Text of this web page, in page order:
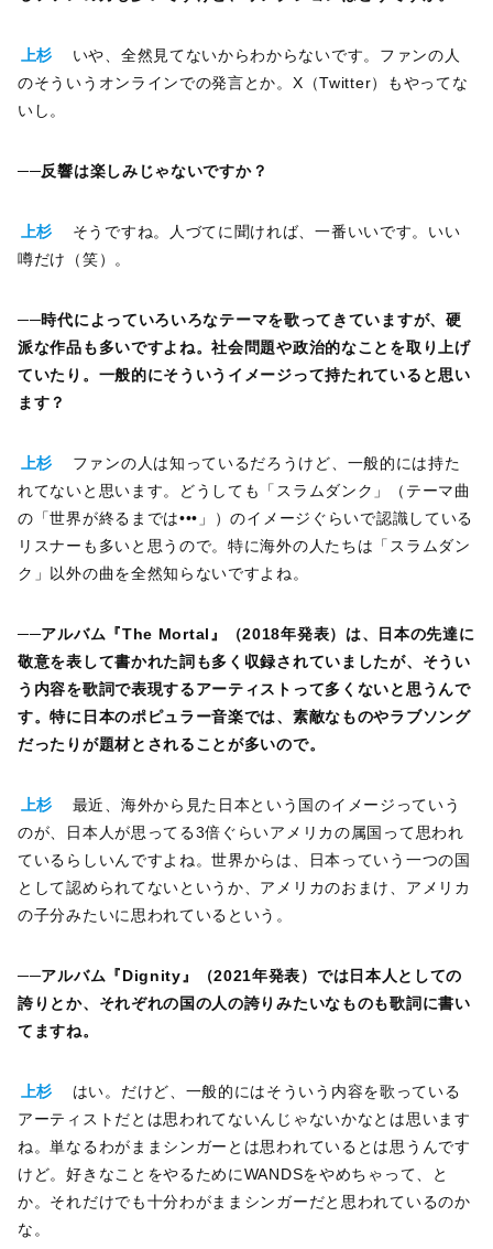
上杉
いや、全然見てないからわからないです。ファンの人
のそういうオンラインでの発言とか。X（Twitter）もやってな
いし。
──反響は楽しみじゃないですか？
上杉
そうですね。人づてに聞ければ、一番いいです。いい
噂だけ（笑）。
──時代によっていろいろなテーマを歌ってきていますが、硬
派な作品も多いですよね。社会問題や政治的なことを取り上げ
ていたり。一般的にそういうイメージって持たれていると思い
ます？
上杉
ファンの人は知っているだろうけど、一般的には持た
れてないと思います。どうしても「スラムダンク」（テーマ曲
の「世界が終るまでは•••」）のイメージぐらいで認識している
リスナーも多いと思うので。特に海外の人たちは「スラムダン
ク」以外の曲を全然知らないですよね。
──アルバム『The Mortal』（2018年発表）は、日本の先達に
敬意を表して書かれた詞も多く収録されていましたが、そうい
う内容を歌詞で表現するアーティストって多くないと思うんで
す。特に日本のポピュラー音楽では、素敵なものやラブソング
だったりが題材とされることが多いので。
上杉
最近、海外から見た日本という国のイメージっていう
のが、日本人が思ってる3倍ぐらいアメリカの属国って思われ
ているらしいんですよね。世界からは、日本っていう一つの国
として認められてないというか、アメリカのおまけ、アメリカ
の子分みたいに思われているという。
──アルバム『Dignity』（2021年発表）では日本人としての
誇りとか、それぞれの国の人の誇りみたいなものも歌詞に書い
てますね。
上杉
はい。だけど、一般的にはそういう内容を歌っている
アーティストだとは思われてないんじゃないかなとは思います
ね。単なるわがままシンガーとは思われているとは思うんです
けど。好きなことをやるためにWANDSをやめちゃって、と
か。それだけでも十分わがままシンガーだと思われているのか
な。